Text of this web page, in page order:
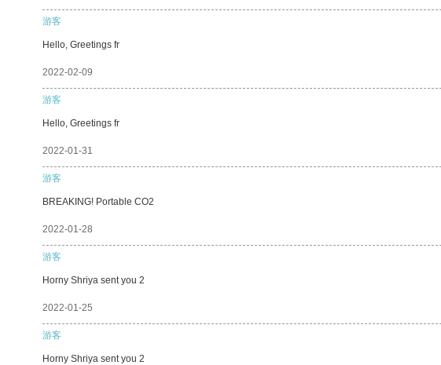
游客
Hello, Greetings fr
2022-02-09
游客
Hello, Greetings fr
2022-01-31
游客
BREAKING! Portable CO2
2022-01-28
游客
Horny Shriya sent you 2
2022-01-25
游客
Horny Shriya sent you 2